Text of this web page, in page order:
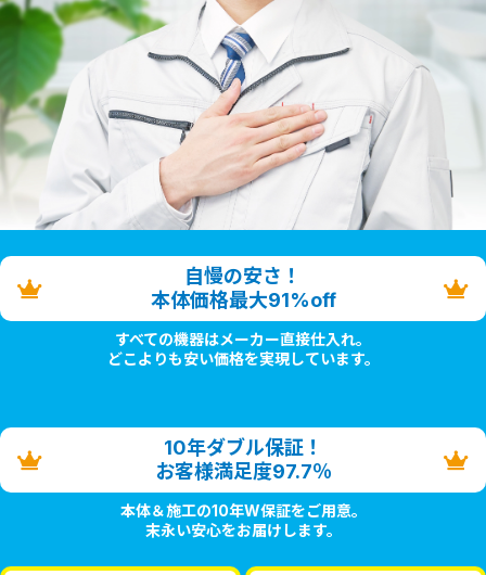
自慢の安さ！
本体価格最大91%off
すべての機器はメーカー直接仕入れ。
どこよりも安い価格を実現しています。
10年ダブル保証！
お客様満足度97.7％
本体＆施工の10年W保証をご用意。
末永い安心をお届けします。